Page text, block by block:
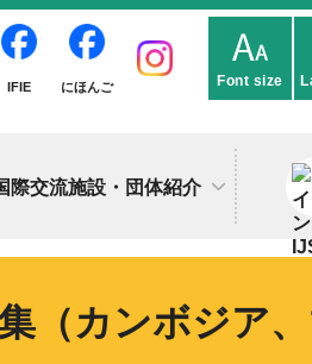
IFIE にほんご Font size
際交流施設・団体紹介
（カンボジア